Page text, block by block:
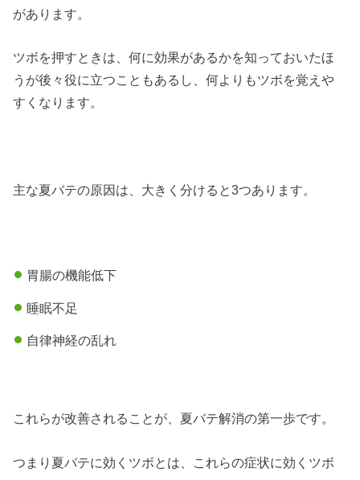
があります。
ツボを押すときは、何に効果があるかを知っておいたほ
うが後々役に立つこともあるし、何よりもツボを覚えや
すくなります。
主な夏バテの原因は、大きく分けると3つあります。
胃腸の機能低下
睡眠不足
自律神経の乱れ
これらが改善されることが、夏バテ解消の第一歩です。
つまり夏バテに効くツボとは、これらの症状に効くツボ